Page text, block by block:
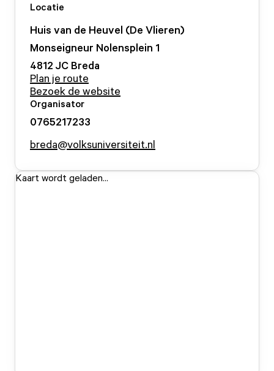
Locatie
Huis van de Heuvel (De Vlieren)
Monseigneur Nolensplein 1
4812 JC Breda
Plan je route
Bezoek de website
Organisator
0765217233
breda@volksuniversiteit.nl
Kaart wordt geladen...